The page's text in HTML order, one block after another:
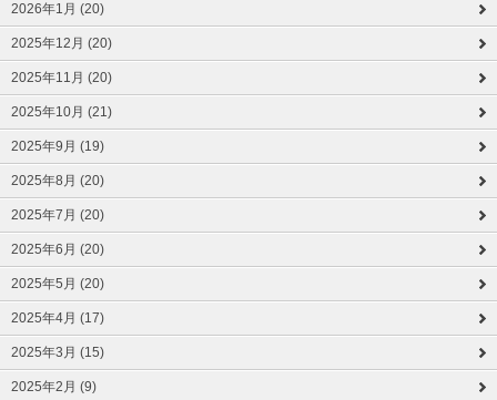
2026年1月 (20)
2025年12月 (20)
2025年11月 (20)
2025年10月 (21)
2025年9月 (19)
2025年8月 (20)
2025年7月 (20)
2025年6月 (20)
2025年5月 (20)
2025年4月 (17)
2025年3月 (15)
2025年2月 (9)